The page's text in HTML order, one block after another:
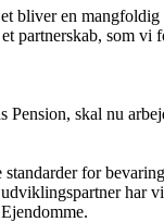
en
som
skal nu
for